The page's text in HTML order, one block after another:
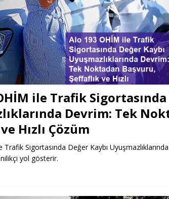
ile Trafik Sigortasında
Devrim: Tek
Hızlı Çözüm
Sigortasında Değer Kaybı
yol gösterir.